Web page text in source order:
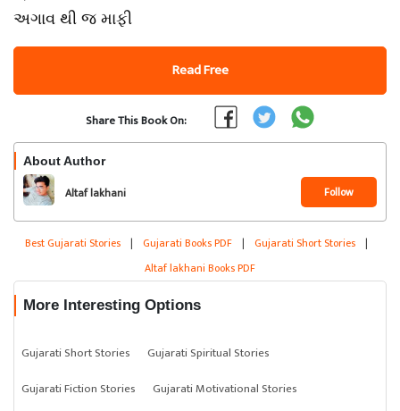
અગાવ થી જ માફી
Read Free
Share This Book On:
About Author
Altaf lakhani Follow
Best Gujarati Stories | Gujarati Books PDF | Gujarati Short Stories |
Altaf lakhani Books PDF
More Interesting Options
Gujarati Short Stories
Gujarati Spiritual Stories
Gujarati Fiction Stories
Gujarati Motivational Stories